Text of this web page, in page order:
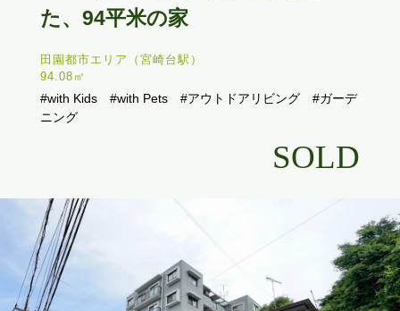
た、94平米の家
田園都市エリア（宮崎台駅）
94.08㎡
#with Kids #with Pets #アウトドアリビング
#ガーデ
ニング
SOLD